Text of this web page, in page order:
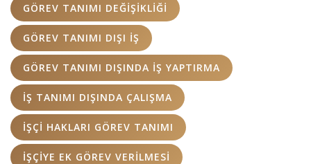
GÖREV TANIMI DEĞIŞIKLIĞI
GÖREV TANIMI DIŞI IŞ
GÖREV TANIMI DIŞINDA IŞ YAPTIRMA
IŞ TANIMI DIŞINDA ÇALIŞMA
IŞÇI HAKLARI GÖREV TANIMI
IŞÇIYE EK GÖREV VERILMESI